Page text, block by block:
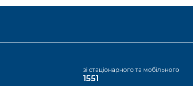
зі стаціонарного та мобільного
1551